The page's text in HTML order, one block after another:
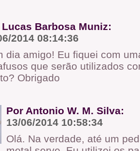
Lucas Barbosa Muniz:
2014 08:14:36
dia amigo! Eu fiquei com
que serão utilizados
Obrigado
Por Antonio W. M. Silva:
13/06/2014 10:58:34
Olá. Na verdade, até um